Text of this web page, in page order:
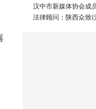
汉中市新媒体协会成
法律顾问：陕西众致